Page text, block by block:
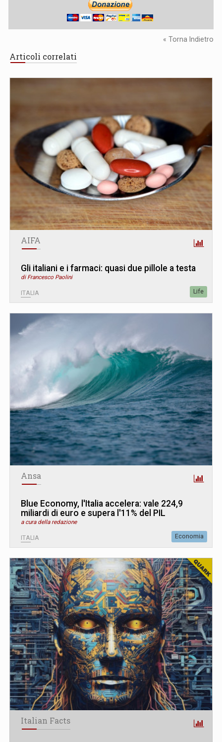
« Torna Indietro
Articoli correlati
AIFA
Gli italiani e i farmaci: quasi due pillole a testa
di Francesco Paolini
ITALIA Life
Ansa
Blue Economy, l'Italia accelera: vale 224,9
miliardi di euro e supera l'11% del PIL
a cura della redazione
ITALIA Economia
Italian Facts